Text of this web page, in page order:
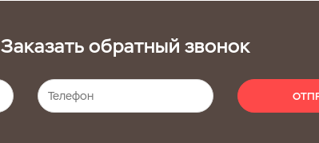
Заказать обратный звонок